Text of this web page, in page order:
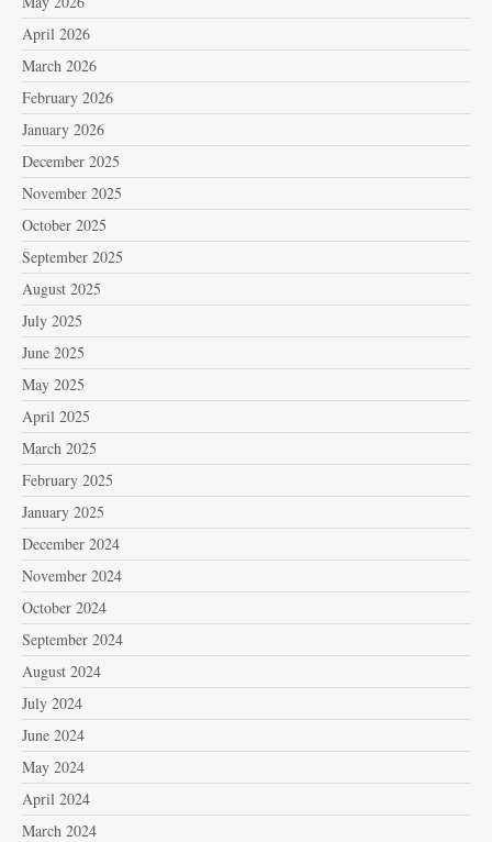
April 2026
March 2026
February 2026
January 2026
December 2025
November 2025
October 2025
September 2025
August 2025
July 2025
June 2025
May 2025
April 2025
March 2025
February 2025
January 2025
December 2024
November 2024
October 2024
September 2024
August 2024
July 2024
June 2024
May 2024
April 2024
March 2024